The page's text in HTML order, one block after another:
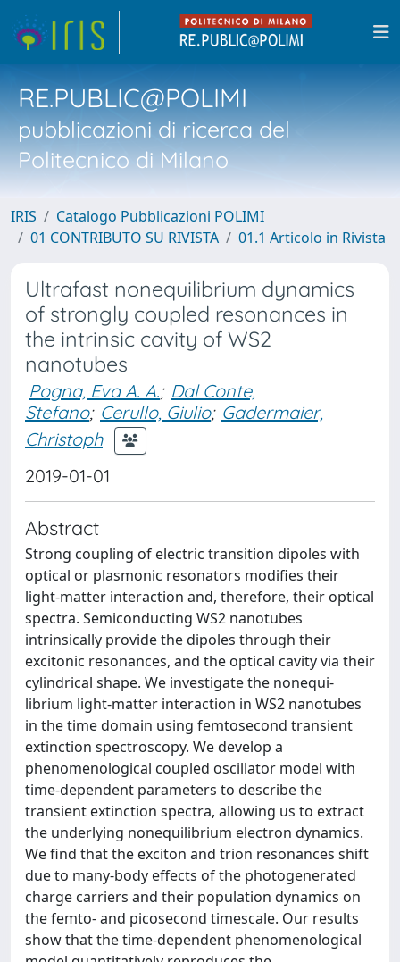
RE.PUBLIC@POLIMI
pubblicazioni di ricerca del
Politecnico di Milano
IRIS
Catalogo Pubblicazioni POLIMI
01 CONTRIBUTO SU RIVISTA
01.1 Articolo in Rivista
Ultrafast nonequilibrium dynamics
of strongly coupled resonances in
the intrinsic cavity of WS2
nanotubes
Pogna, Eva A. A.; Dal Conte,
Stefano; Cerullo, Giulio; Gadermaier,
Christoph
2019-01-01
Abstract
Strong coupling of electric transition dipoles with
optical or plasmonic resonators modiﬁes their
light-matter interaction and, therefore, their optical
spectra. Semiconducting WS2 nanotubes
intrinsically provide the dipoles through their
excitonic resonances, and the optical cavity via their
cylindrical shape. We investigate the nonequi-
librium light-matter interaction in WS2 nanotubes
in the time domain using femtosecond transient
extinction spectroscopy. We develop a
phenomenological coupled oscillator model with
time-dependent parameters to describe the
transient extinction spectra, allowing us to extract
the underlying nonequilibrium electron dynamics.
We ﬁnd that the exciton and trion resonances shift
due to many-body effects of the photogenerated
charge carriers and their population dynamics on
the femto- and picosecond timescale. Our results
show that the time-dependent phenomenological